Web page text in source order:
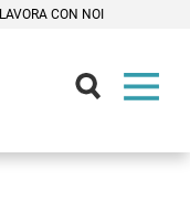
LAVORA CON NOI